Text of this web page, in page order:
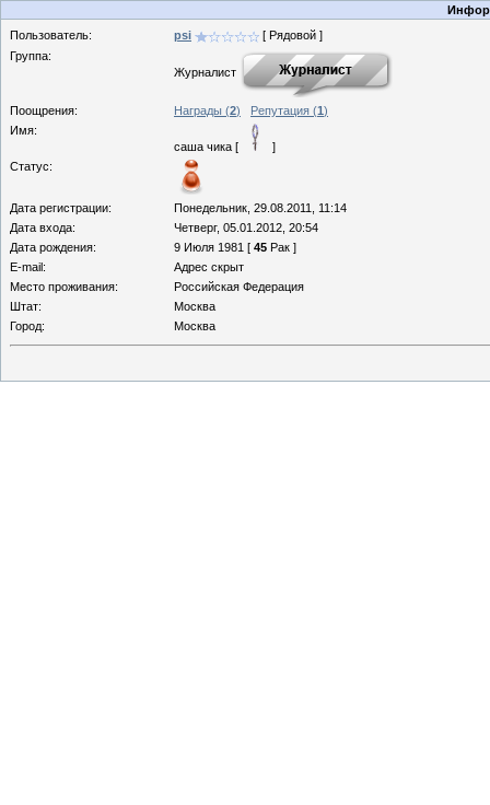
Пользователь:
psi
[ Рядовой ]
Группа:
Журналист
Поощрения: Награды (2) Репутация (1)
Имя:
саша чика [
]
Статус:
Дата регистрации:
Понедельник, 29.08.2011, 11:14
Дата входа:
Четверг, 05.01.2012, 20:54
Дата рождения:
9 Июля 1981 [ 45 Рак ]
E-mail:
Адрес скрыт
Место проживания:
Российская Федерация
Штат:
Москва
Город:
Москва